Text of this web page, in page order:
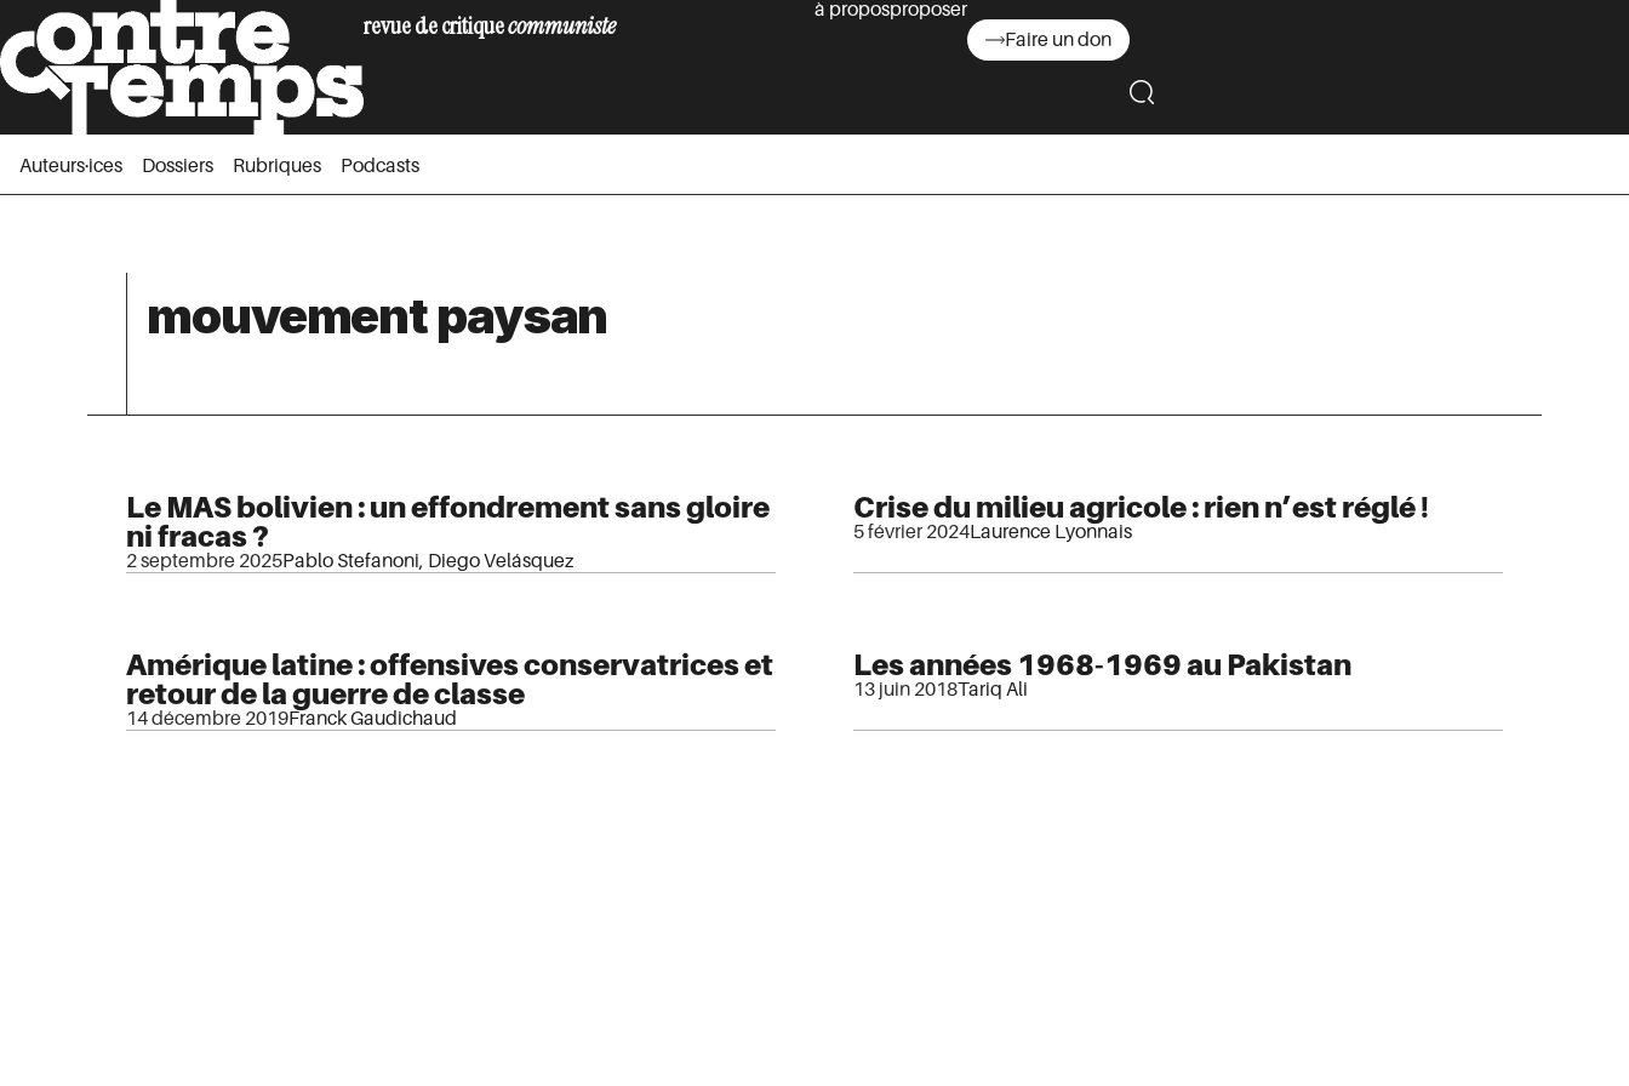
Auteurs·ices
revue de critiquecommuniste à proposproposer
Faire un don
Auteurs·ices Dossiers Rubriques Podcasts
mouvement paysan
Le MAS bolivien : un effondrement sans gloire
ni fracas ?
2 septembre 2025Pablo Stefanoni, Diego Velásquez
Crise du milieu agricole : rien n’est réglé !
5 février 2024Laurence Lyonnais
Amérique latine : offensives conservatrices et
retour de la guerre de classe
14 décembre 2019Franck Gaudichaud
Les années 1968-1969 au Pakistan
13 juin 2018Tariq Ali